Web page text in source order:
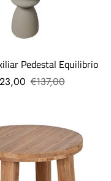
Pedestal Equilibrio
€137,00